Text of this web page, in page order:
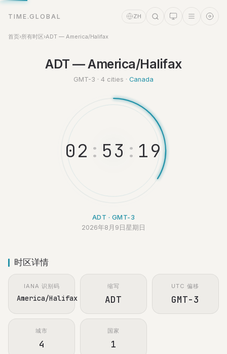
TIME.GLOBAL ZH
首页›所有时区›ADT — America/Halifax
ADT — America/Halifax
GMT-3 · 4 cities · Canada
02 : 53 : 19
ADT · GMT-3
2026年8月9日星期日
时区详情
IANA 识别码
America/Halifax
缩写
ADT
UTC 偏移
GMT-3
城市
4
国家
1
Online